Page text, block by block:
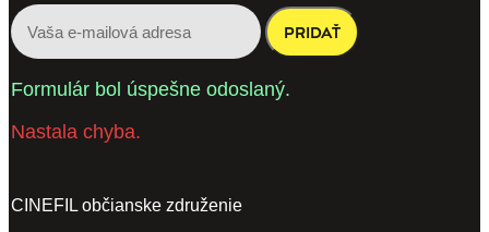
PRIDAŤ
Formulár bol úspešne odoslaný.
Nastala chyba.
CINEFIL občianske združenie